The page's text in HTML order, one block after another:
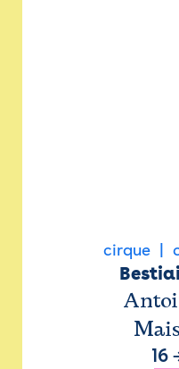
cirque
16